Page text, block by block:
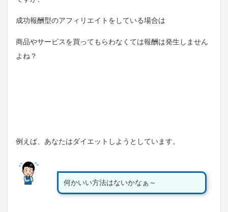
成功報酬型のアフィリエイトをしている場合は
商品やサービスを買ってもらわなくては報酬は発生しません
よね？
例えば、あなたはダイエットしようとしています。
何かいい方法はないかなぁ～